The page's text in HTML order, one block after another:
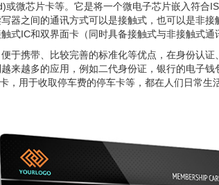
微芯片卡等。它是将一个微电子芯片嵌入符合
器之间的通讯方式可以是接触式，也可以是非接
式IC和双界面卡（同时具备接触式与非接触式通
于携带、比较完善的标准化等优点，在身份认证
来越多的应用，例如二代身份证，银行的电子钱
，用于收取停车费的停车卡等，都在人们日常生